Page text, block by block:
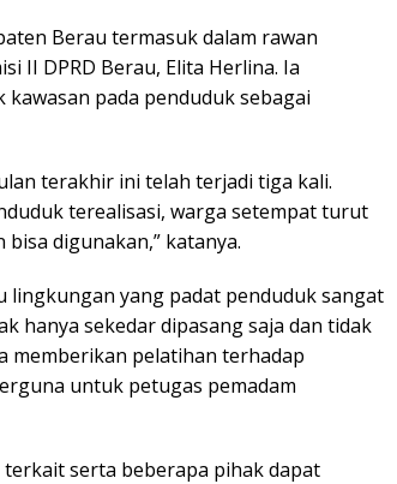
Berau termasuk dalam rawan
II DPRD Berau, Elita Herlina. Ia
pada penduduk sebagai
terakhir ini telah terjadi tiga kali.
terealisasi, warga setempat turut
digunakan,” katanya.
lingkungan yang padat penduduk sangat
hanya sekedar dipasang saja dan tidak
memberikan pelatihan terhadap
untuk petugas pemadam
serta beberapa pihak dapat